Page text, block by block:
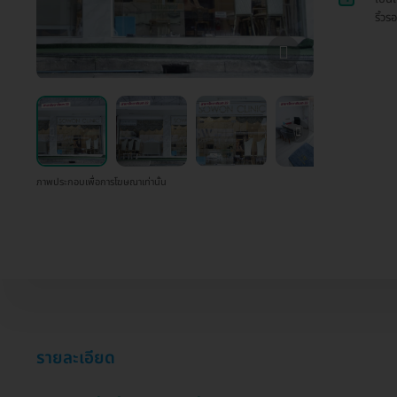
ภาพประกอบเพื่อการโฆษณาเท่านั้น
ริ้วร
รายละเอียด